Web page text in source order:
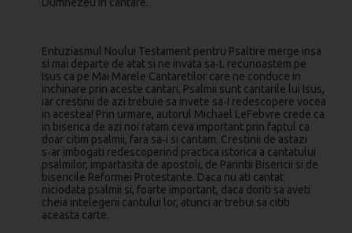
Entuziasmul Noului Testament pentru Psaltire merge insa
si mai departe de atat si ne invata sa‑L recunoastem pe
Isus ca pe Mai Marele Cantaretilor care ne conduce in
inchinare prin aceste cantari. Psalmii sunt cantarile lui Isus,
iar crestinii de azi trebuie sa invete sa‑I redescopere vocea
in acestea! Prin urmare, autorul Michael LeFebvre crede ca
in biserica de azi noi ratam ceva important prin faptul ca
doar citim psalmii, fara sa‑i si cantam. Crestinii de astazi
s‑ar imbogati redescoperind practica istorica a cantatului
psalmilor, impartasita de apostoli, de Parintii Bisericii si de
bisericile Reformei Protestante. Daca nu ati cantat
niciodata psalmii si, foarte important, daca doriti sa aveti
cheia intelegerii cantului lor, atunci ar trebui sa cititi
aceasta carte.